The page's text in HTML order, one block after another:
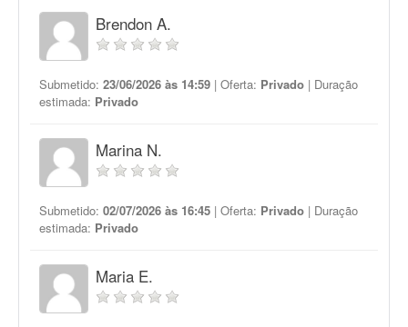
Brendon A.
Submetido: 23/06/2026 às 14:59 | Oferta: Privado | Duração
estimada: Privado
Marina N.
Submetido: 02/07/2026 às 16:45 | Oferta: Privado | Duração
estimada: Privado
Maria E.